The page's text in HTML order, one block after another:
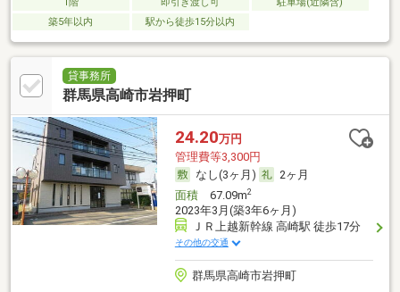
築5年以内
駅から徒歩15分以内
貸事務所
群馬県高崎市岩押町
24.20万円
管理費等3,300円
なし(3ヶ月)
2ヶ月
面積67.09m2
2023年3月(築3年6ヶ月)
ＪＲ上越新幹線 高崎駅 徒歩17分
その他の交通
群馬県高崎市岩押町